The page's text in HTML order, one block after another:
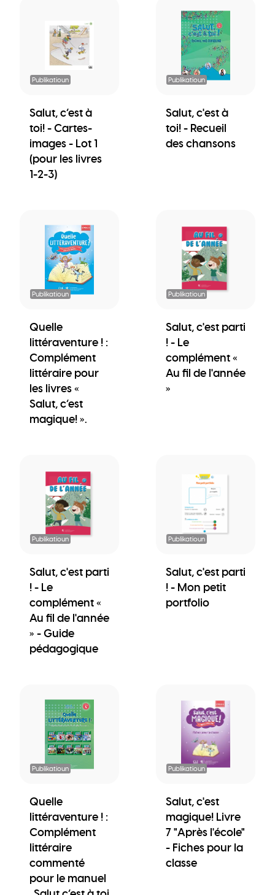
Publikatioun
Salut, c’est à
toi! - Cartes-
images - Lot 1
(pour les livres
1-2-3)
Publikatioun
Salut, c'est à
toi! - Recueil
des chansons
Publikatioun
Quelle
littéraventure ! :
Complément
littéraire pour
les livres «
Salut, c’est
magique! ».
Publikatioun
Salut, c'est parti
! - Le
complément «
Au fil de l'année
»
Publikatioun
Salut, c'est parti
! - Le
complément «
Au fil de l'année
» - Guide
pédagogique
Publikatioun
Salut, c'est parti
! - Mon petit
portfolio
Publikatioun
Quelle
littéraventure ! :
Complément
littéraire
commenté
pour le manuel
Publikatioun
Salut, c'est
magique! Livre
7 "Après l'école"
- Fiches pour la
classe